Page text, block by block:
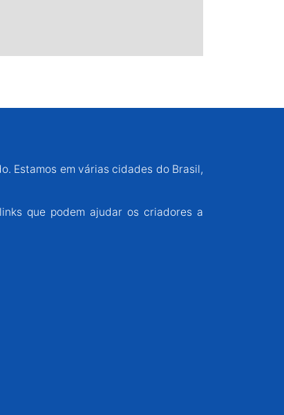
Estamos em várias cidades do Brasil,
que podem ajudar os criadores a